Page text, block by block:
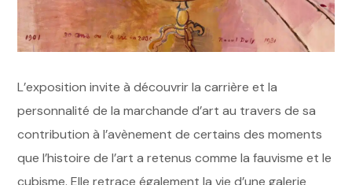
L’exposition invite à découvrir la carrière et la
personnalité de la marchande d’art au travers de sa
contribution à l’avènement de certains des moments
que l’histoire de l’art a retenus comme la fauvisme et le
cubisme. Elle retrace également la vie d’une galerie